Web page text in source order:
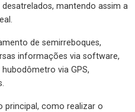
mantendo assim a
de semirreboques,
informações via software,
via GPS,
principal, como realizar o